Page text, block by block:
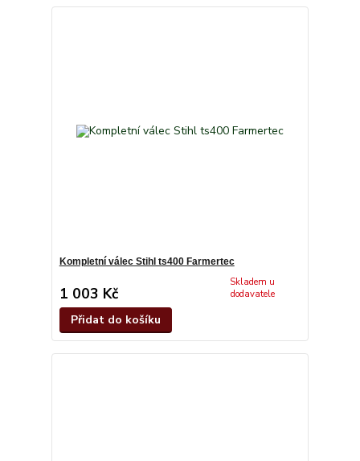
Kompletní válec Stihl ts400 Farmertec
1 003 Kč
Skladem u
dodavatele
Přidat do košíku